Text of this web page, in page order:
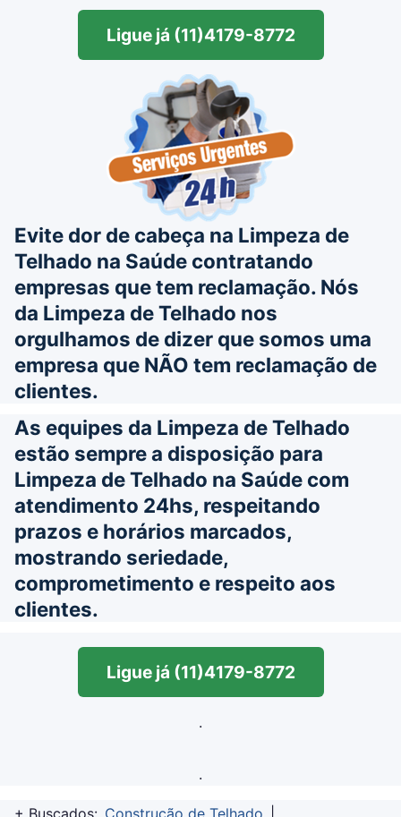
Ligue já (11)4179-8772
Evite dor de cabeça na Limpeza de
Telhado na Saúde contratando
empresas que tem reclamação. Nós
da Limpeza de Telhado nos
orgulhamos de dizer que somos uma
empresa que NÃO tem reclamação de
clientes.
As equipes da Limpeza de Telhado
estão sempre a disposição para
Limpeza de Telhado na Saúde com
atendimento 24hs, respeitando
prazos e horários marcados,
mostrando seriedade,
comprometimento e respeito aos
clientes.
Ligue já (11)4179-8772
.
.